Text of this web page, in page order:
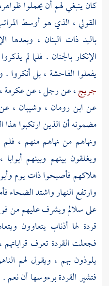
كان ينبغي لهم أن يحملوا
القولي ، الذي هو أوسط
باليد ذات البنان ، وبعدها
الإنكار بالجنان . فلما لم
يفعلوا الفاحشة ، بل أنكروا
جريج، عن رجل ، عنعكرمة
عن ابن رومان ، وشيبان ،
مضمونه أن الذين ارتكبوا هذا
ونهاهم من نهاهم منهم ، فلم
ويغلقون بينهم وبينهم
هلاكهم فأصبحوا ذات يوم
وارتفع النهار واشتد الضحاء
على سلالم ويشرف عليهم من
قردة لها أذناب يتعاوون
فجعلت القردة تعرف قراباتهم
يلوذون بهم ، ويقول لهم
فتشير القردة برءوسها أن